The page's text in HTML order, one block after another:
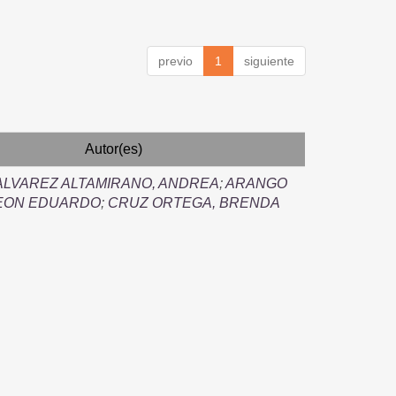
previo 1 siguiente
Autor(es)
ALTAMIRANO, ANDREA;ARANGO
EDUARDO; CRUZ ORTEGA, BRENDA